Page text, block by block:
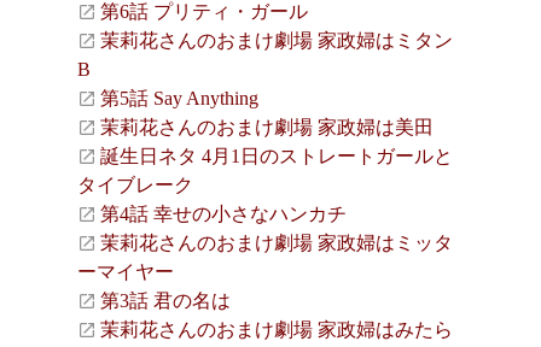
第6話 プリティ・ガール
茉莉花さんのおまけ劇場 家政婦はミタン
B
第5話 Say Anything
茉莉花さんのおまけ劇場 家政婦は美田
誕生日ネタ 4月1日のストレートガールと
タイブレーク
第4話 幸せの小さなハンカチ
茉莉花さんのおまけ劇場 家政婦はミッタ
ーマイヤー
第3話 君の名は
茉莉花さんのおまけ劇場 家政婦はみたら